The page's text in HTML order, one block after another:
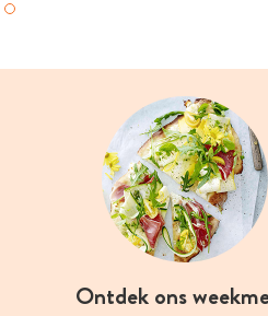
Ontdek ons